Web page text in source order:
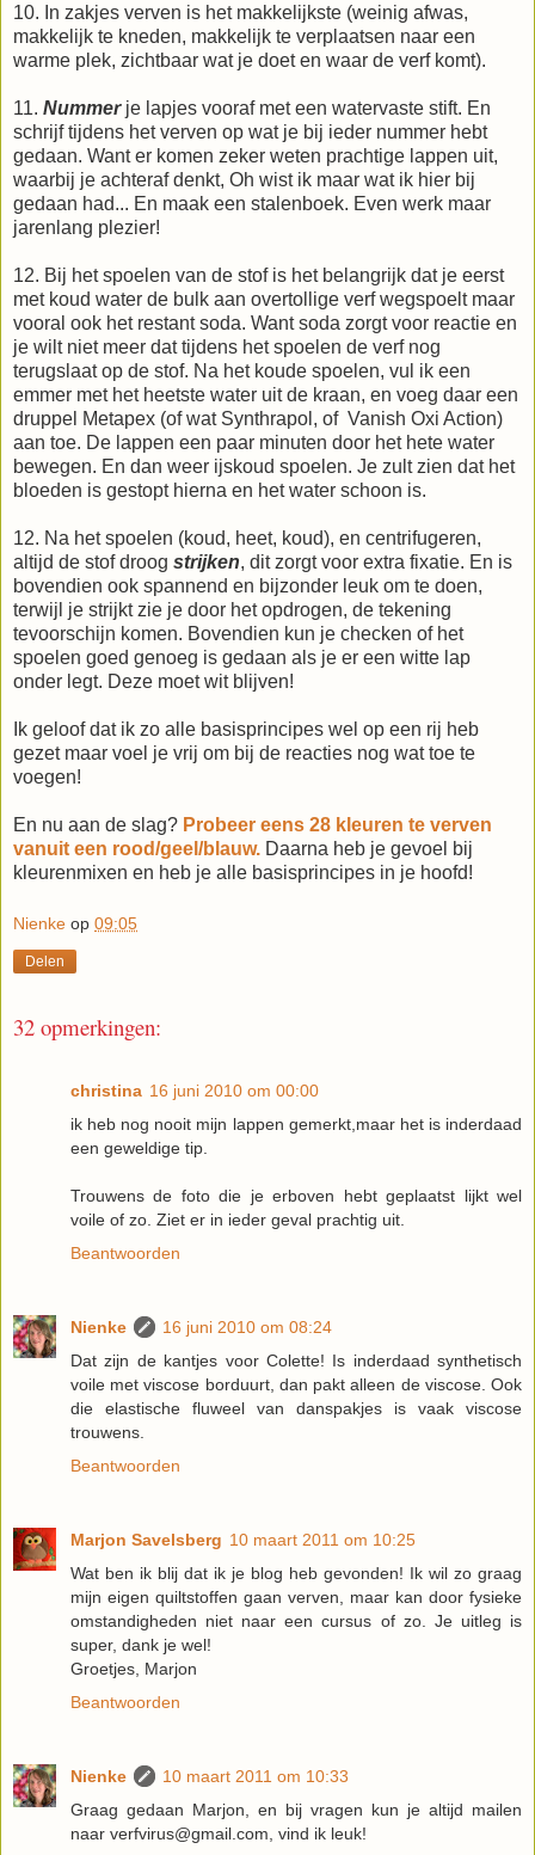
10. In zakjes verven is het makkelijkste (weinig afwas,
makkelijk te kneden, makkelijk te verplaatsen naar een
warme plek, zichtbaar wat je doet en waar de verf komt).
11. Nummer je lapjes vooraf met een watervaste stift. En
schrijf tijdens het verven op wat je bij ieder nummer hebt
gedaan. Want er komen zeker weten prachtige lappen uit,
waarbij je achteraf denkt, Oh wist ik maar wat ik hier bij
gedaan had... En maak een stalenboek. Even werk maar
jarenlang plezier!
12. Bij het spoelen van de stof is het belangrijk dat je eerst
met koud water de bulk aan overtollige verf wegspoelt maar
vooral ook het restant soda. Want soda zorgt voor reactie en
je wilt niet meer dat tijdens het spoelen de verf nog
terugslaat op de stof. Na het koude spoelen, vul ik een
emmer met het heetste water uit de kraan, en voeg daar een
druppel Metapex (of wat Synthrapol, of Vanish Oxi Action)
aan toe. De lappen een paar minuten door het hete water
bewegen. En dan weer ijskoud spoelen. Je zult zien dat het
bloeden is gestopt hierna en het water schoon is.
12. Na het spoelen (koud, heet, koud), en centrifugeren,
altijd de stof droog strijken, dit zorgt voor extra fixatie. En is
bovendien ook spannend en bijzonder leuk om te doen,
terwijl je strijkt zie je door het opdrogen, de tekening
tevoorschijn komen. Bovendien kun je checken of het
spoelen goed genoeg is gedaan als je er een witte lap
onder legt. Deze moet wit blijven!
Ik geloof dat ik zo alle basisprincipes wel op een rij heb
gezet maar voel je vrij om bij de reacties nog wat toe te
voegen!
En nu aan de slag? Probeer eens 28 kleuren te verven
vanuit een rood/geel/blauw. Daarna heb je gevoel bij
kleurenmixen en heb je alle basisprincipes in je hoofd!
Nienke op 09:05
Delen
32 opmerkingen:
christina 16 juni 2010 om 00:00
ik heb nog nooit mijn lappen gemerkt,maar het is inderdaad
een geweldige tip.
Trouwens de foto die je erboven hebt geplaatst lijkt wel
voile of zo. Ziet er in ieder geval prachtig uit.
Beantwoorden
Nienke
16 juni 2010 om 08:24
Dat zijn de kantjes voor Colette! Is inderdaad synthetisch
voile met viscose borduurt, dan pakt alleen de viscose. Ook
die elastische fluweel van danspakjes is vaak viscose
trouwens.
Beantwoorden
Marjon Savelsberg 10 maart 2011 om 10:25
Wat ben ik blij dat ik je blog heb gevonden! Ik wil zo graag
mijn eigen quiltstoffen gaan verven, maar kan door fysieke
omstandigheden niet naar een cursus of zo. Je uitleg is
super, dank je wel!
Groetjes, Marjon
Beantwoorden
Nienke
10 maart 2011 om 10:33
Graag gedaan Marjon, en bij vragen kun je altijd mailen
naar verfvirus@gmail.com, vind ik leuk!